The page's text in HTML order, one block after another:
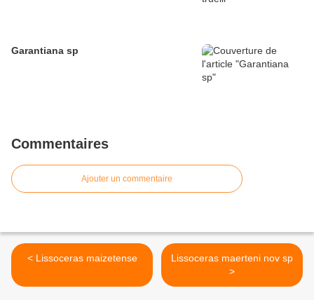
Garantiana sp
Commentaires
Ajouter un commentaire
< Lissoceras maizetense
Lissoceras maerteni nov sp
>